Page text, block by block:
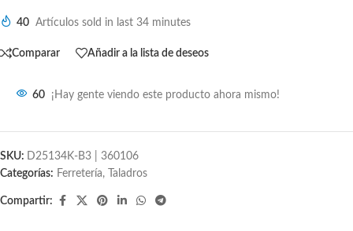
40 Artículos sold in last 34 minutes
Comparar Añadir a la lista de deseos
60 ¡Hay gente viendo este producto ahora mismo!
SKU: D25134K-B3 | 360106
Categorías: Ferretería, Taladros
Compartir: